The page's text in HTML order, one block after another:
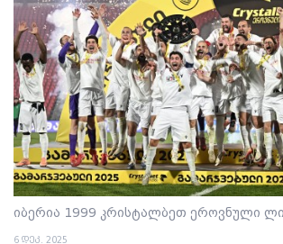
იბერია 1999 კრისტალბეთ ეროვნული
6 დეკ. 2025